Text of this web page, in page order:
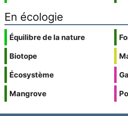
En écologie
Équilibre de la nature
Biotope
Écosystème
Mangrove